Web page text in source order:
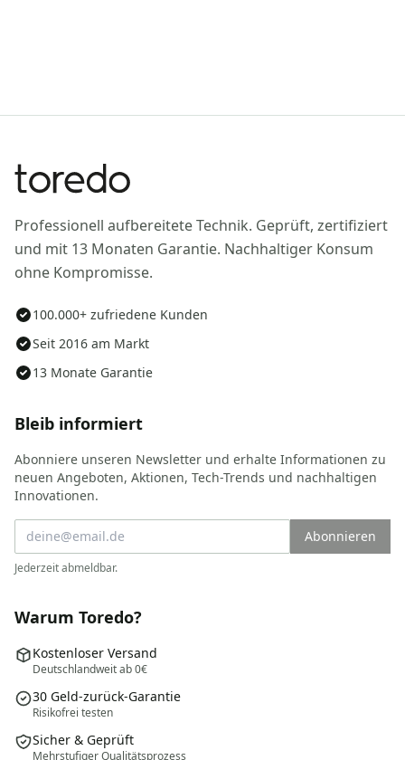
Professionell aufbereitete Technik. Geprüft, zertifiziert
und mit 13 Monaten Garantie. Nachhaltiger Konsum
ohne Kompromisse.
100.000+ zufriedene Kunden
Seit 2016 am Markt
13 Monate Garantie
Bleib informiert
Abonniere unseren Newsletter und erhalte Informationen zu
neuen Angeboten, Aktionen, Tech-Trends und nachhaltigen
Innovationen.
Abonnieren
Jederzeit abmeldbar.
Warum Toredo?
Kostenloser Versand
Deutschlandweit ab 0€
30 Geld-zurück-Garantie
Risikofrei testen
Sicher & Geprüft
Mehrstufiger Qualitätsprozess